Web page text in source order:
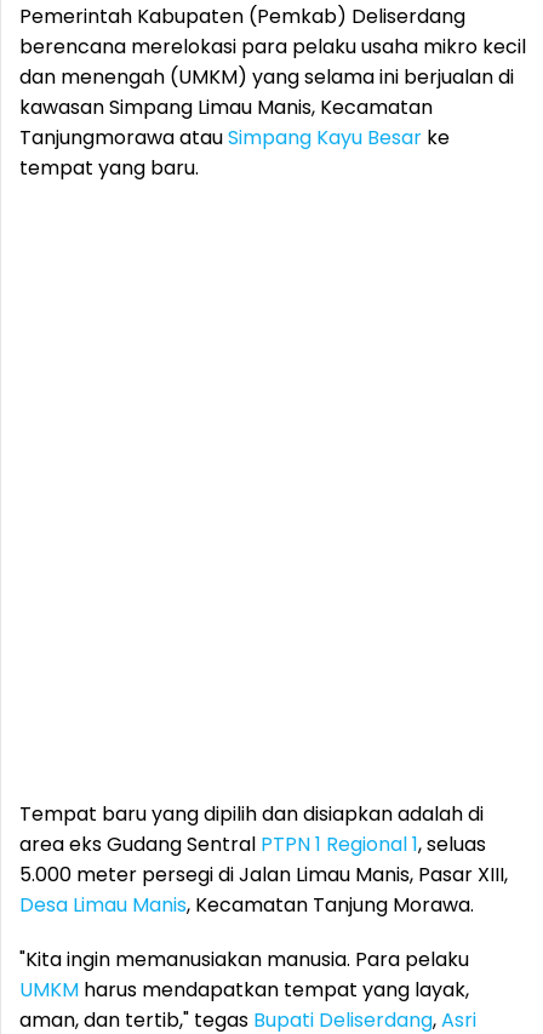
Pemerintah Kabupaten (Pemkab) Deliserdang
berencana merelokasi para pelaku usaha mikro kecil
dan menengah (UMKM) yang selama ini berjualan di
kawasan Simpang Limau Manis, Kecamatan
Tanjungmorawa atauSimpang Kayu Besar ke
tempat yang baru.
Tempat baru yang dipilih dan disiapkan adalah di
area eks Gudang Sentral PTPN 1 Regional 1, seluas
5.000 meter persegi di Jalan Limau Manis, Pasar XIII,
Desa Limau Manis, Kecamatan Tanjung Morawa.
"Kita ingin memanusiakan manusia. Para pelaku
UMKM harus mendapatkan tempat yang layak,
aman, dan tertib," tegas Bupati Deliserdang,Asri